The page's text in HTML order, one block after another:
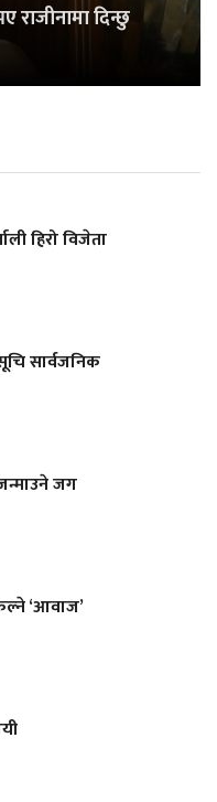
राजीनामा दिन्छु
हिरो विजेता
सार्वजनिक
जग
‘आवाज’